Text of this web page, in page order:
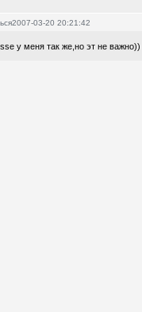
2007-03-20 20:21:42
у меня так же,но эт не